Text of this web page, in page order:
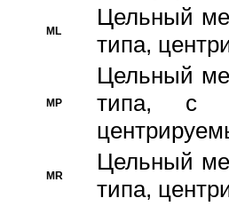
ML
Цельный
типа,
MP
Цельный
типа, с
MR
Цельный
типа,